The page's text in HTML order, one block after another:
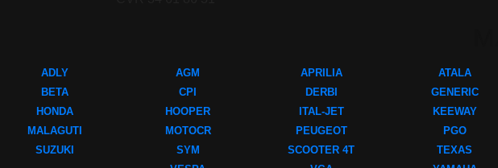
ADLY
BETA
HONDA
MALAGUTI
SUZUKI
AGM
CPI
HOOPER
MOTOCR
SYM
APRILIA
DERBI
ITAL-JET
PEUGEOT
SCOOTER 4T
ATALA
GENERIC
KEEWAY
PGO
TEXAS